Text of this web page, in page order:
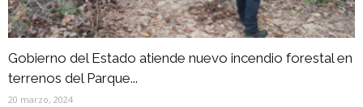
Gobierno del Estado atiende nuevo incendio forestal en
terrenos del Parque...
20 marzo, 2024